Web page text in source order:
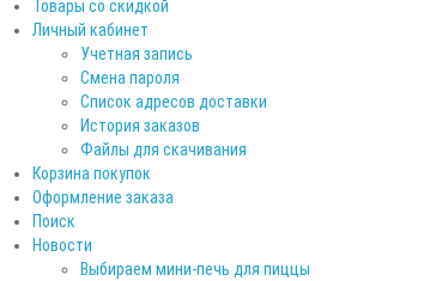
Товары со скидкой
Личный кабинет
Учетная запись
Смена пароля
Список адресов доставки
История заказов
Файлы для скачивания
Корзина покупок
Оформление заказа
Поиск
Новости
Выбираем мини-печь для пиццы